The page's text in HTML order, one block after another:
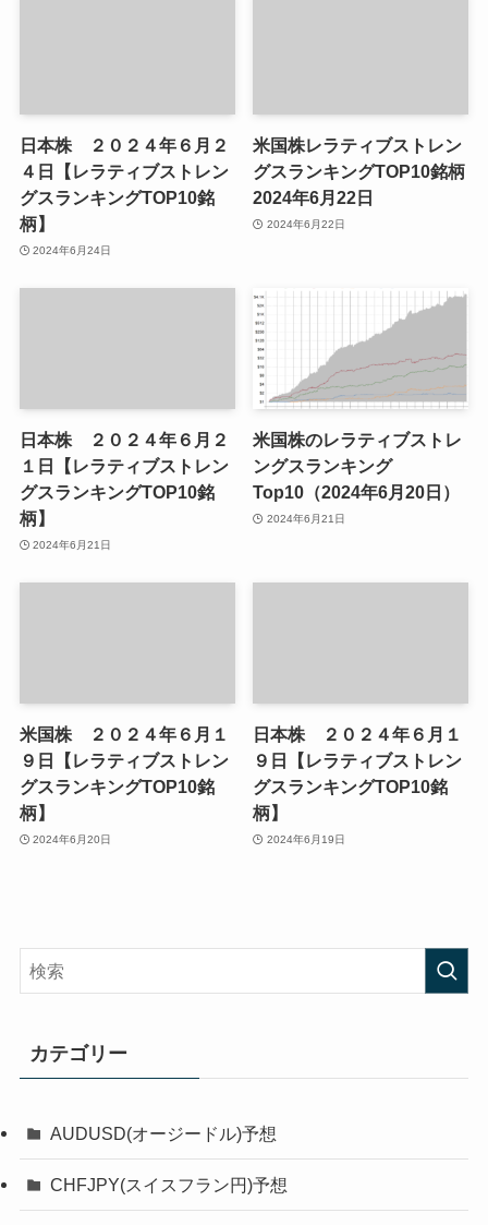
日本株 ２０２４年６月２
４日【レラティブストレン
グスランキングTOP10銘
柄】
2024年6月24日
米国株レラティブストレン
グスランキングTOP10銘柄
2024年6月22日
2024年6月22日
日本株 ２０２４年６月２
１日【レラティブストレン
グスランキングTOP10銘
柄】
2024年6月21日
米国株のレラティブストレ
ングスランキング
Top10（2024年6月20日）
2024年6月21日
米国株 ２０２４年６月１
９日【レラティブストレン
グスランキングTOP10銘
柄】
2024年6月20日
日本株 ２０２４年６月１
９日【レラティブストレン
グスランキングTOP10銘
柄】
2024年6月19日
カテゴリー
AUDUSD(オージードル)予想
CHFJPY(スイスフラン円)予想